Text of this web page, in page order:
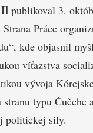
Il publikoval 3.
Práce
kde objasnil
víťazstva
vývoja
typu Čučche
politickej sily.